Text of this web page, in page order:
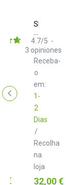
€
Skum
Acoustics
Fotter
Receba-
o
em:
1-
2
Dias
/
Recolha
na
loja
4.7/5 -
3 opiniones
Preço
32,00 €